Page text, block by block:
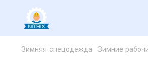
Зимняя спецодежда Зимние